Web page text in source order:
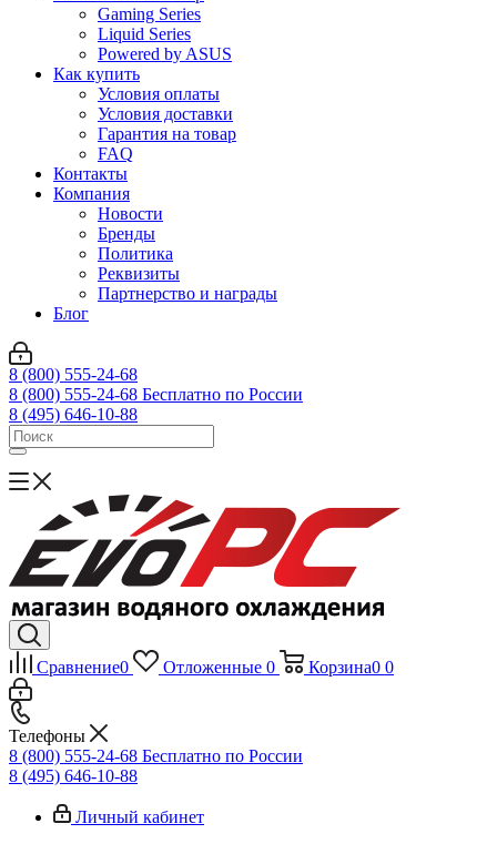
Gaming Series
Liquid Series
Powered by ASUS
Как купить
Условия оплаты
Условия доставки
Гарантия на товар
FAQ
Контакты
Компания
Новости
Бренды
Политика
Реквизиты
Партнерство и награды
Блог
8 (800) 555-24-68
8 (800) 555-24-68 Бесплатно по России
8 (495) 646-10-88
Сравнение0 Отложенные 0 Корзина0 0
Телефоны
8 (800) 555-24-68 Бесплатно по России
8 (495) 646-10-88
Личный кабинет